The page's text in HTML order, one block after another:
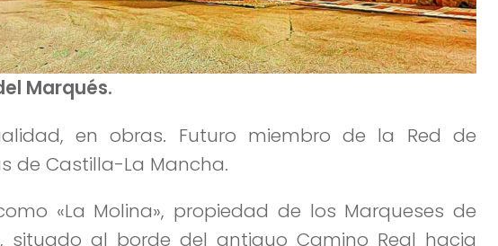
Marqués.
en obras. Futuro miembro de la Red de
de Castilla-La Mancha.
«La Molina», propiedad de los Marqueses de
situado al borde del antiguo Camino Real hacia